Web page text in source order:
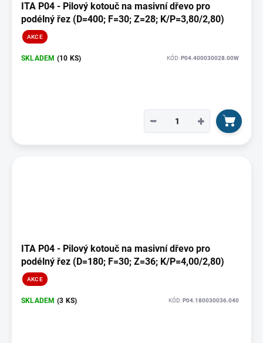
ITA P04 - Pilový kotouč na masivní dřevo pro
podélný řez (D=400; F=30; Z=28; K/P=3,80/2,80)
AKCE
SKLADEM (10 KS) KÓD: P04.400030028.00W
+
−
ITA P04 - Pilový kotouč na masivní dřevo pro
podélný řez (D=180; F=30; Z=36; K/P=4,00/2,80)
AKCE
SKLADEM (3 KS) KÓD:P04.180030036.040